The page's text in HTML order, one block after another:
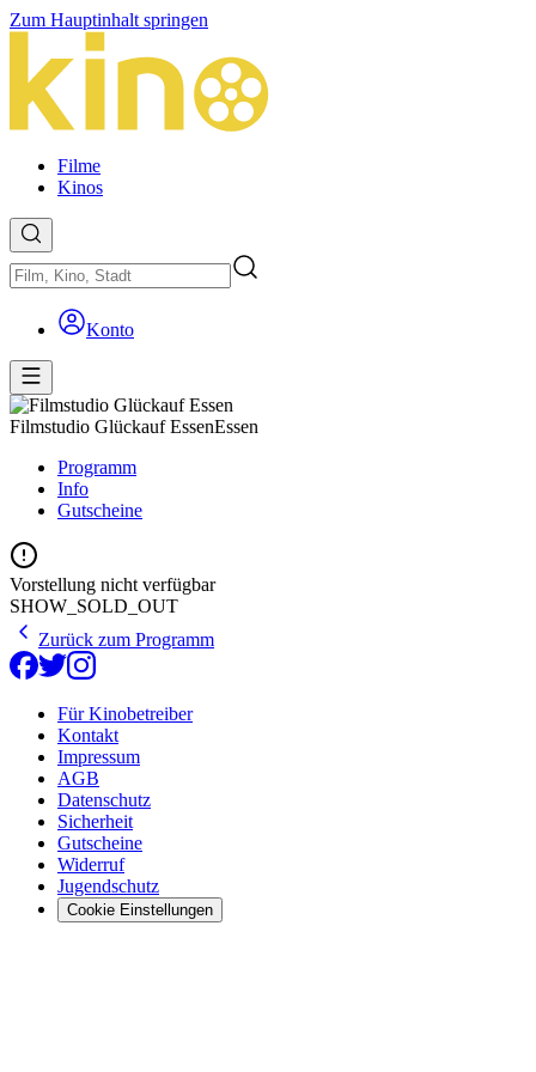
Zum Hauptinhalt springen
Filme
Kinos
Konto
Filmstudio Glückauf EssenEssen
Programm
Info
Gutscheine
Vorstellung nicht verfügbar
SHOW_SOLD_OUT
Zurück zum Programm
Für Kinobetreiber
Kontakt
Impressum
AGB
Datenschutz
Sicherheit
Gutscheine
Widerruf
Jugendschutz
Cookie Einstellungen